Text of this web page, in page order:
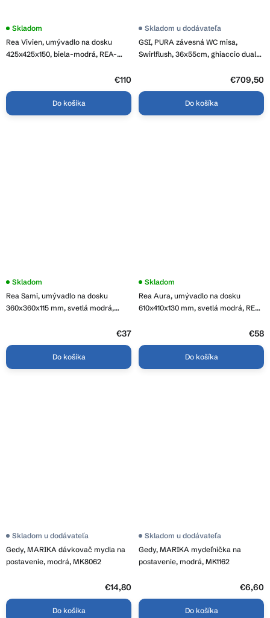
Rea Vivien, umývadlo na dosku
425x425x150, biela-modrá, REA-
Skladom
€110
Do košíka
GSI, PURA závesná WC misa,
Swirlflush, 36x55cm, ghiaccio dual-
Skladom u dodávateľa
€709,50
Do košíka
Rea Sami, umývadlo na dosku
360x360x115 mm, svetlá modrá,
Skladom
€37
Do košíka
Rea Aura, umývadlo na dosku
610x410x130 mm, svetlá modrá, REA-
Skladom
€58
Do košíka
Gedy, MARIKA dávkovač mydla na
postavenie, modrá, MK8062
Skladom u dodávateľa
€14,80
Do košíka
Gedy, MARIKA mydeľnička na
postavenie, modrá, MK1162
Skladom u dodávateľa
€6,60
Do košíka